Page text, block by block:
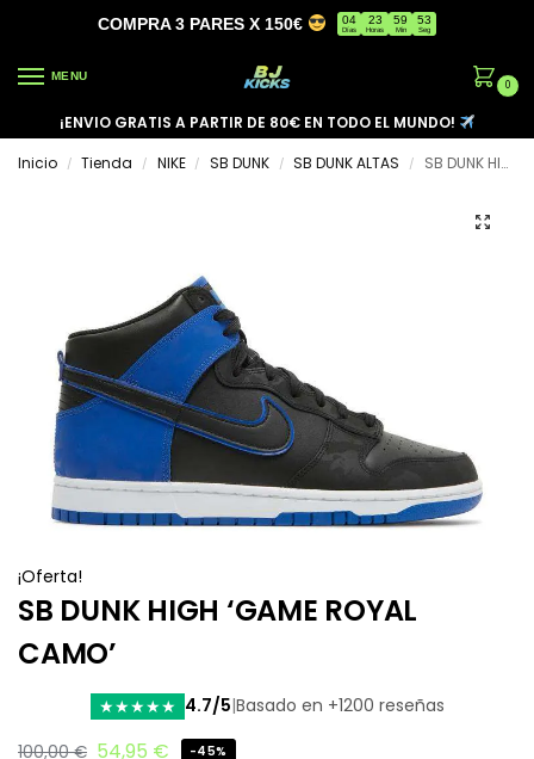
COMPRA 3 PARES X 150€ 04
Días
23
Horas
59
Min
53
Seg
MENU
0
¡ENVIO GRATIS A PARTIR DE 80€ EN TODO EL MUNDO!
Inicio
/ Tienda / NIKE / SB DUNK / SB DUNK ALTAS / SB DUNK HIGH ‘GAME ROYAL CAMO’
¡Oferta!
SB DUNK HIGH ‘GAME ROYAL
CAMO’
★★★★★ 4.7/5|Basado en +1200 reseñas
100,00€ 54,95 € -45%